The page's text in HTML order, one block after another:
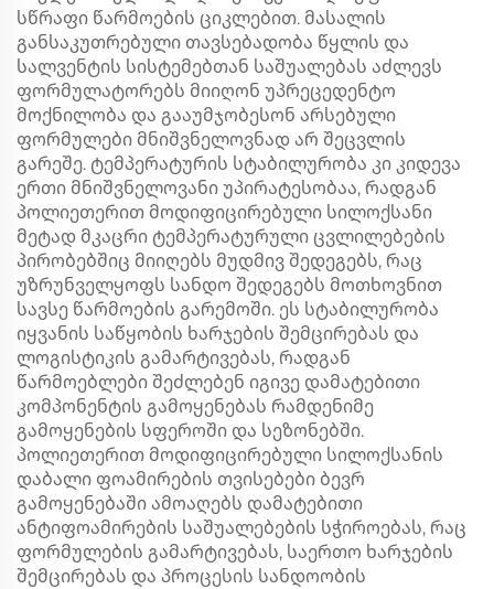
სწრაფი წარმოების ციკლებით. მასალის
განსაკუთრებული თავსებადობა წყლის და
სალვენტის სისტემებთან საშუალებას აძლევს
ფორმულატორებს მიიღონ უპრეცედენტო
მოქნილობა და გააუმჯობესონ არსებული
ფორმულები მნიშვნელოვნად არ შეცვლის
გარეშე. ტემპერატურის სტაბილურობა კი კიდევა
ერთი მნიშვნელოვანი უპირატესობაა, რადგან
პოლიეთერით მოდიფიცირებული სილოქსანი
მეტად მკაცრი ტემპერატურული ცვლილებების
პირობებშიც მიიღებს მუდმივ შედეგებს, რაც
უზრუნველყოფს სანდო შედეგებს მოთხოვნით
სავსე წარმოების გარემოში. ეს სტაბილურობა
იყვანის საწყობის ხარჯების შემცირებას და
ლოგისტიკის გამარტივებას, რადგან
წარმოებლები შეძლებენ იგივე დამატებითი
კომპონენტის გამოყენებას რამდენიმე
გამოყენების სფეროში და სეზონებში.
პოლიეთერით მოდიფიცირებული სილოქსანის
დაბალი ფოამირების თვისებები ბევრ
გამოყენებაში ამოაღებს დამატებითი
ანტიფოამირების საშუალებების სჭიროებას, რაც
ფორმულების გამარტივებას, საერთო ხარჯების
შემცირებას და პროცესის სანდოობის